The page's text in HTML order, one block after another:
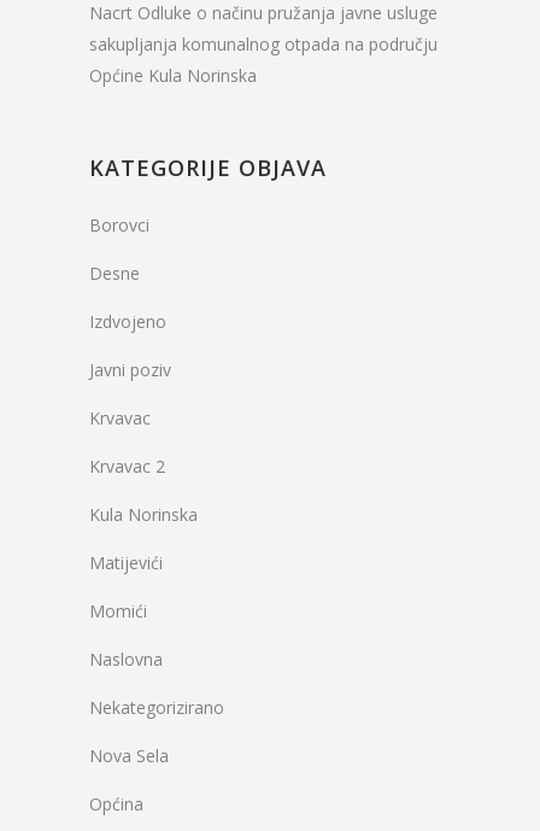
Nacrt Odluke o načinu pružanja javne usluge
sakupljanja komunalnog otpada na području
Općine Kula Norinska
KATEGORIJE OBJAVA
Borovci
Desne
Izdvojeno
Javni poziv
Krvavac
Krvavac 2
Kula Norinska
Matijevići
Momići
Naslovna
Nekategorizirano
Nova Sela
Općina